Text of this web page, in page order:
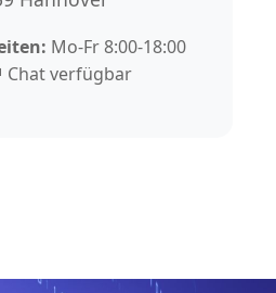
Mo-Fr 8:00-18:00
Chat verfügbar